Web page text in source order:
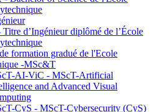
Titre d’Ingénieur diplômé de l’École
formation gradué de l'Ecole
-MSc&T
AI-ViC - MScT-Artificial
and Advanced Visual
CyS - MScT-Cybersecurity (CyS)